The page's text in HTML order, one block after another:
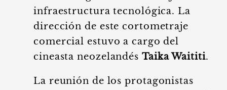
infraestructura tecnológica. La
dirección de este cortometraje
comercial estuvo a cargo del
cineasta neozelandés Taika Waititi.
La reunión de los protagonistas